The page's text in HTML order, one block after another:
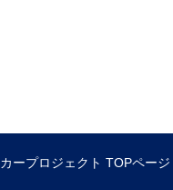
カープロジェクト TOPページ